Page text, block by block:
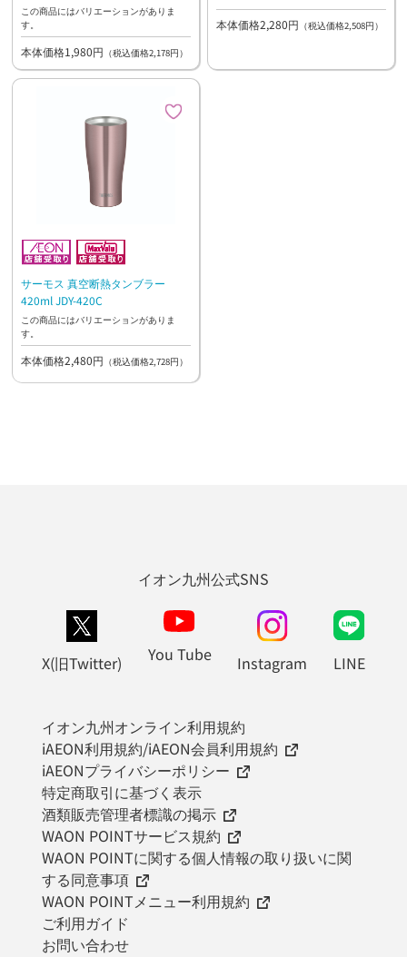
この商品にはバリエーションがありま
す。
本体価格1,980円 （税込価格2,178円）
本体価格2,280円 （税込価格2,508円）
サーモス 真空断熱タンブラー
420ml JDY-420C
この商品にはバリエーションがありま
す。
本体価格2,480円 （税込価格2,728円）
イオン九州公式SNS
X(旧Twitter) You Tube Instagram LINE
イオン九州オンライン利用規約
iAEON利用規約/iAEON会員利用規約
iAEONプライバシーポリシー
特定商取引に基づく表示
酒類販売管理者標識の掲示
WAON POINTサービス規約
WAON POINTに関する個人情報の取り扱いに関
する同意事項
WAON POINTメニュー利用規約
ご利用ガイド
お問い合わせ